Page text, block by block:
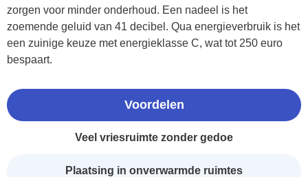
zorgen voor minder onderhoud. Een nadeel is het
zoemende geluid van 41 decibel. Qua energieverbruik is het
een zuinige keuze met energieklasse C, wat tot 250 euro
bespaart.
Voordelen
Veel vriesruimte zonder gedoe
Plaatsing in onverwarmde ruimtes